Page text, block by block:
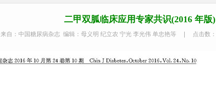
二甲双胍临床应用专家共识(2016 年版)
来自：中国糖尿病杂志 编辑：母义明 纪立农 宁光 李光伟 单忠艳等 点击数：